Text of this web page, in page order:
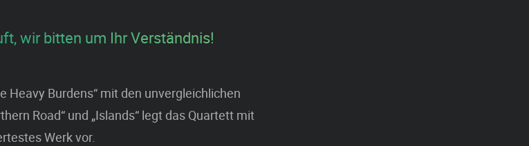
wir bitten um Ihr Verständnis!
Heavy Burdens“ mit den unvergleichlichen
Road“ und „Islands“ legt das Quartett mit
Werk vor.